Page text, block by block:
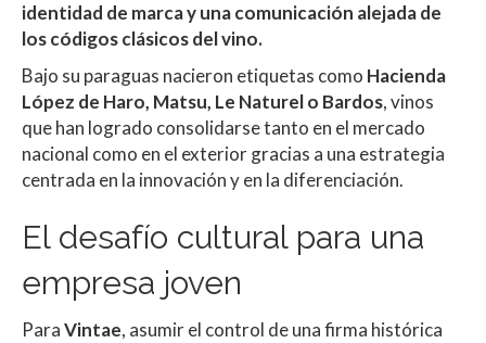
identidad de marca y una comunicación alejada de
los códigos clásicos del vino.
Bajo su paraguas nacieron etiquetas como Hacienda
López de Haro, Matsu, Le Naturel o Bardos, vinos
que han logrado consolidarse tanto en el mercado
nacional como en el exterior gracias a una estrategia
centrada en la innovación y en la diferenciación.
El desafío cultural para una
empresa joven
ParaVintae, asumir el control de una firma histórica